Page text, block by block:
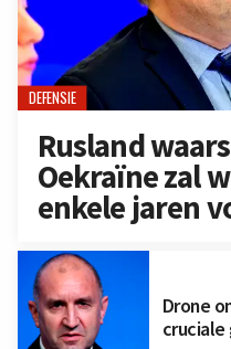
DEFENSIE
Rusland
Oekraïne zal
enkele jaren
Drone
cruciale